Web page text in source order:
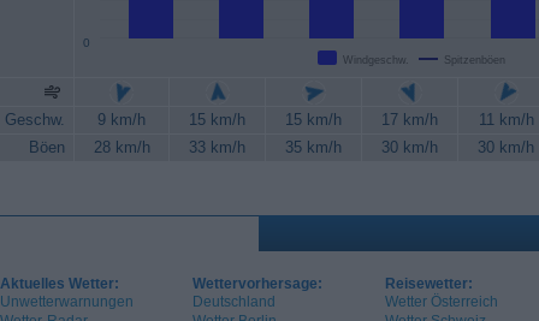
Windgeschw. Spitzenböen
0
Geschw. 9 km/h 15 km/h 15 km/h 17 km/h
11 km/h
Böen
28 km/h 33 km/h 35 km/h 30 km/h 30 km/h
Aktuelles Wetter:
Unwetterwarnungen
Wettervorhersage:
Deutschland
Reisewetter:
Wetter Österreich